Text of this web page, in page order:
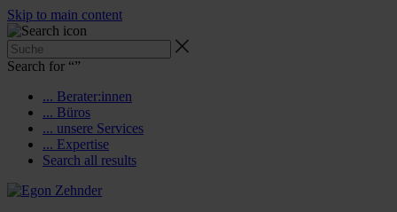
Skip to main content
Search for “”
... Berater:innen
... Büros
... unsere Services
... Expertise
Search all results